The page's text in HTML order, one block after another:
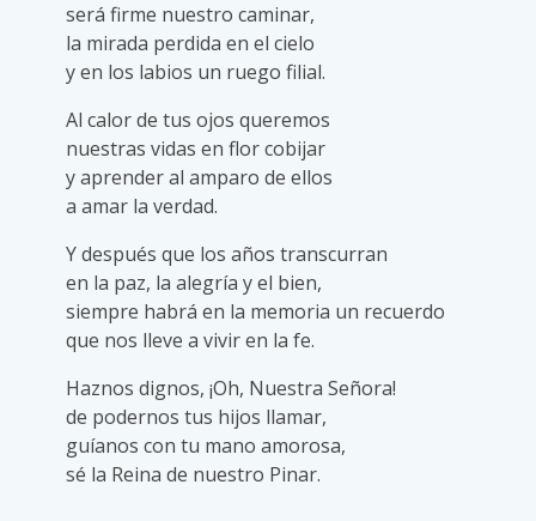
será firme nuestro caminar,
la mirada perdida en el cielo
y en los labios un ruego filial.
Al calor de tus ojos queremos
nuestras vidas en flor cobijar
y aprender al amparo de ellos
a amar la verdad.
Y después que los años transcurran
en la paz, la alegría y el bien,
siempre habrá en la memoria un recuerdo
que nos lleve a vivir en la fe.
Haznos dignos, ¡Oh, Nuestra Señora!
de podernos tus hijos llamar,
guíanos con tu mano amorosa,
sé la Reina de nuestro Pinar.